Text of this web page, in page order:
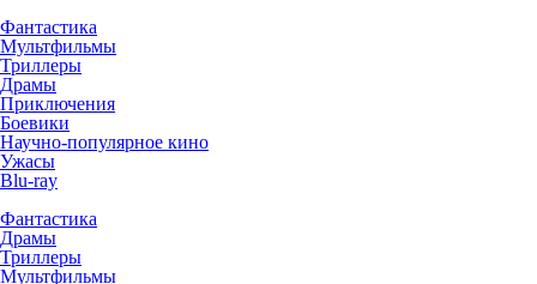
Фантастика
Мультфильмы
Триллеры
Драмы
Приключения
Боевики
Научно-популярное кино
Ужасы
Blu-ray
Фантастика
Драмы
Триллеры
Мультфильмы